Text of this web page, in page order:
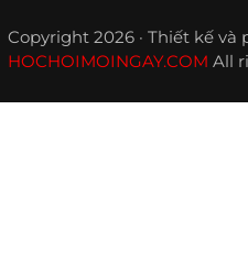
Copyright 2026 · Thiết kế và
HOCHOIMOINGAY.COM All